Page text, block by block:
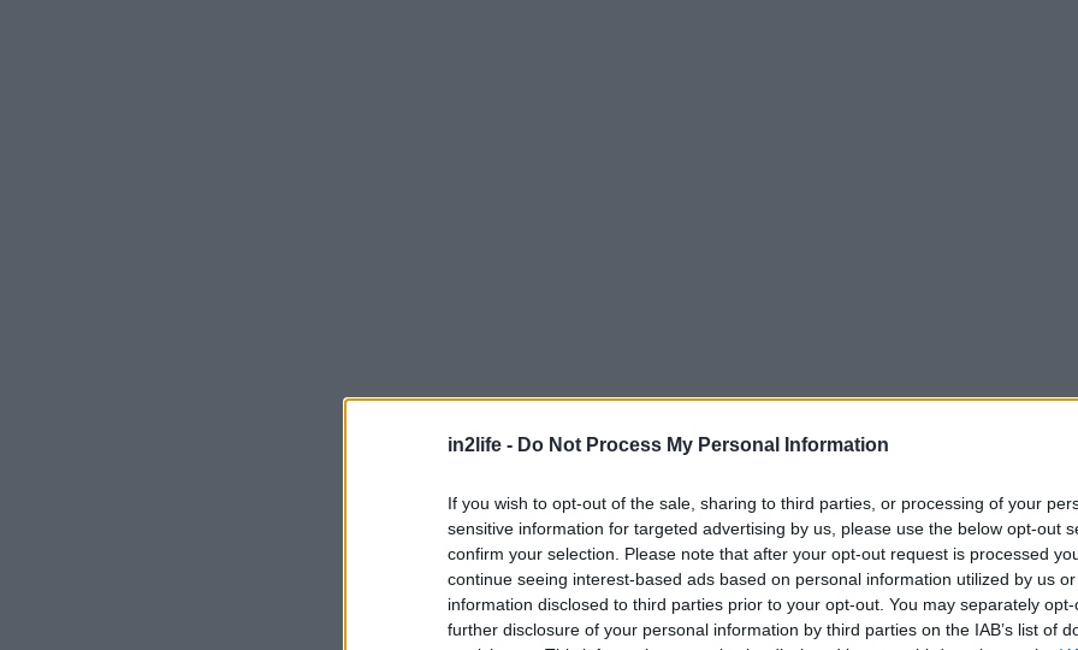
in2life - Do Not Process My Personal Information
If you wish to opt-out of the sale, sharing to third parties, or processing of your
sensitive information for targeted advertising by us, please use the below opt-out
confirm your selection. Please note that after your opt-out request is processed
continue seeing interest-based ads based on personal information utilized by us
information disclosed to third parties prior to your opt-out. You may separately
further disclosure of your personal information by third parties on the IAB’s list of
αυτοκινήτων στην Ευρώπη για να σταματήσει την πορεία της Tesla.
ηλεκτρικά μοντέλα ετησίως θα κατασκευαστούν στο Ζικάου.
Ο όμιλος Volkswagen θα επενδύσει 1,2 δισεκατομμύρια ευρώ για να